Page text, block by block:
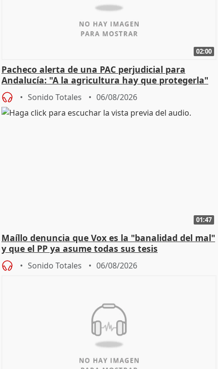
02:00
Pacheco alerta de una PAC perjudicial para
Andalucía: "A la agricultura hay que protegerla"
Sonido Totales 06/08/2026
01:47
Maíllo denuncia que Vox es la "banalidad del mal"
y que el PP ya asume todas sus tesis
Sonido Totales 06/08/2026